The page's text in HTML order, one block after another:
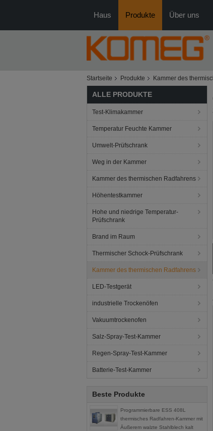
Haus Produkte Über uns
Startseite Produkte Kammer des
ALLE PRODUKTE
Test-Klimakammer
Temperatur Feuchte Kammer
Umwelt-Prüfschrank
Weg in der Kammer
Kammer des thermischen Radfahrens
Höhentestkammer
Hohe und niedrige Temperatur-
Prüfschrank
Brand im Raum
Thermischer Schock-Prüfschrank
Kammer des thermischen Radfahrens
LED-Testgerät
industrielle Trockenöfen
Vakuumtrockenofen
Salz-Spray-Test-Kammer
Regen-Spray-Test-Kammer
Batterie-Test-Kammer
Beste Produkte
Programmierbare ESS 408L
thermisches Radfahren-Kammer mit
Äußerem walzte Stahlblech kalt